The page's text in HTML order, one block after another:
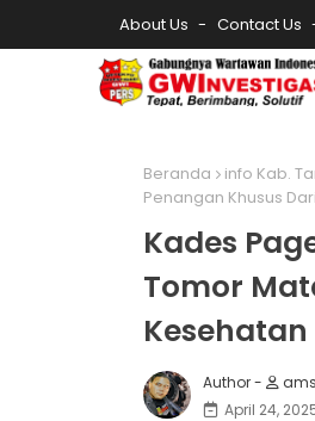
About Us Contact Us
Beranda info Kab.
Penangan Khusus
Kades
Tomor
Kesehatan
April 24,